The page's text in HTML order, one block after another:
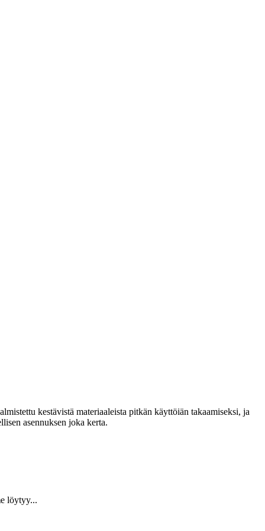
kestävistä materiaaleista pitkän käyttöiän takaamiseksi, ja
asennuksen joka kerta.
löytyy...